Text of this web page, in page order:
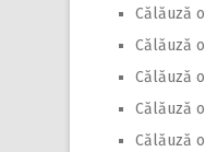
Călăuză
Călăuză
Călăuză
Călăuză
Călăuză